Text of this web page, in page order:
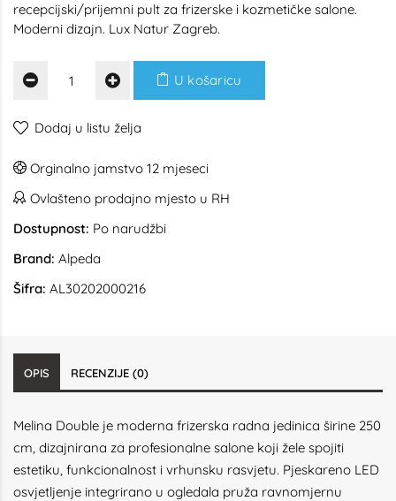
recepcijski/prijemni pult za frizerske i kozmetičke salone.
Moderni dizajn. Lux Natur Zagreb.
U košaricu
Dodaj u listu želja
Orginalno jamstvo 12 mjeseci
Ovlašteno prodajno mjesto u RH
Dostupnost: Po narudžbi
Brand: Alpeda
Šifra: AL30202000216
OPIS RECENZIJE (0)
Melina Double je moderna frizerska radna jedinica širine 250
cm, dizajnirana za profesionalne salone koji žele spojiti
estetiku, funkcionalnost i vrhunsku rasvjetu. Pjeskareno LED
osvjetljenje integrirano u ogledala pruža ravnomjernu